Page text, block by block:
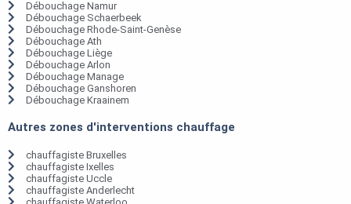
Débouchage Namur
Débouchage Schaerbeek
Débouchage Rhode-Saint-Genèse
Débouchage Ath
Débouchage Liège
Débouchage Arlon
Débouchage Manage
Débouchage Ganshoren
Débouchage Kraainem
Autres zones d'interventions chauffage
chauffagiste Bruxelles
chauffagiste Ixelles
chauffagiste Uccle
chauffagiste Anderlecht